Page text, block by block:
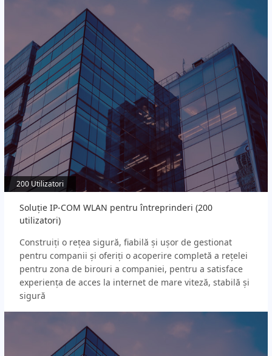
200 Utilizatori
200 Utilizatori
Soluție IP-COM WLAN pentru întreprinderi (200
utilizatori)
Construiți o rețea sigură, fiabilă și ușor de gestionat
pentru companii și oferiți o acoperire completă a rețelei
pentru zona de birouri a companiei, pentru a satisface
experiența de acces la internet de mare viteză, stabilă și
sigură